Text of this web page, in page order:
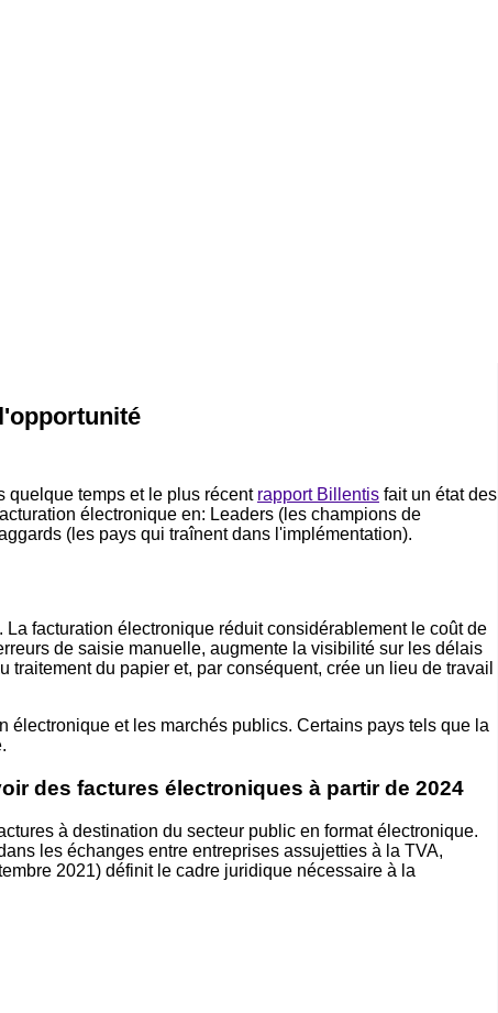
quelque temps et le plus récent rapport Billentis fait un état des
électronique en: Leaders (les champions de
(les pays qui traînent dans l'implémentation).
facturation électronique réduit considérablement le coût de
de saisie manuelle, augmente la visibilité sur les délais
du papier et, par conséquent, crée un lieu de travail
et les marchés publics. Certains pays tels que la
des factures électroniques à partir de 2024
à destination du secteur public en format électronique.
les échanges entre entreprises assujetties à la TVA,
2021) définit le cadre juridique nécessaire à la